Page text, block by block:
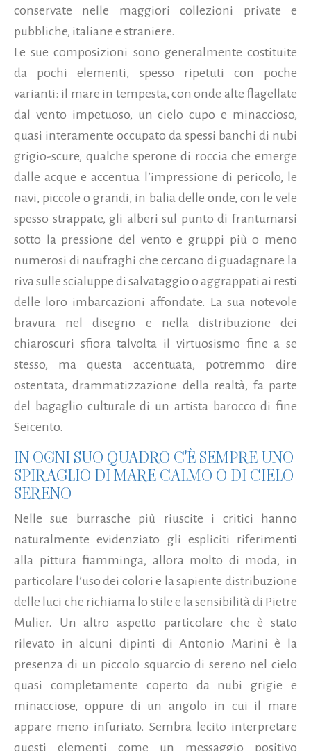
conservate nelle maggiori collezioni private e
pubbliche, italiane e straniere.
Le sue composizioni sono generalmente costituite
da pochi elementi, spesso ripetuti con poche
varianti: il mare in tempesta, con onde alte flagellate
dal vento impetuoso, un cielo cupo e minaccioso,
quasi interamente occupato da spessi banchi di nubi
grigio-scure, qualche sperone di roccia che emerge
dalle acque e accentua l’impressione di pericolo, le
navi, piccole o grandi, in balia delle onde, con le vele
spesso strappate, gli alberi sul punto di frantumarsi
sotto la pressione del vento e gruppi più o meno
numerosi di naufraghi che cercano di guadagnare la
riva sulle scialuppe di salvataggio o aggrappati ai resti
delle loro imbarcazioni affondate. La sua notevole
bravura nel disegno e nella distribuzione dei
chiaroscuri sfiora talvolta il virtuosismo fine a se
stesso, ma questa accentuata, potremmo dire
ostentata, drammatizzazione della realtà, fa parte
del bagaglio culturale di un artista barocco di fine
Seicento.
IN OGNI SUO QUADRO C'È SEMPRE UNO
SPIRAGLIO DI MARE CALMO O DI CIELO
SERENO
Nelle sue burrasche più riuscite i critici hanno
naturalmente evidenziato gli espliciti riferimenti
alla pittura fiamminga, allora molto di moda, in
particolare l’uso dei colori e la sapiente distribuzione
delle luci che richiama lo stile e la sensibilità di Pietre
Mulier. Un altro aspetto particolare che è stato
rilevato in alcuni dipinti di Antonio Marini è la
presenza di un piccolo squarcio di sereno nel cielo
quasi completamente coperto da nubi grigie e
minacciose, oppure di un angolo in cui il mare
appare meno infuriato. Sembra lecito interpretare
questi elementi come un messaggio positivo